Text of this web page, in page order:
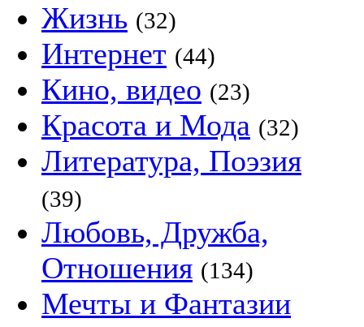
Жизнь (32)
Интернет (44)
Кино, видео (23)
Красота и Мода (32)
Литература, Поэзия
(39)
Любовь, Дружба,
Отношения (134)
Мечты и Фантазии